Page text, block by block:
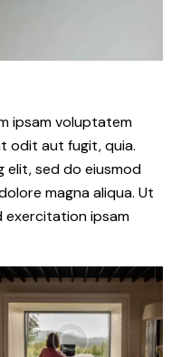
ipsam voluptatem
odit aut fugit, quia.
elit, sed do eiusmod
magna aliqua. Ut
exercitation ipsam